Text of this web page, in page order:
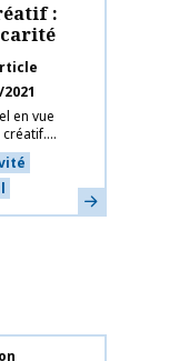
:
en vue
En savoir plus